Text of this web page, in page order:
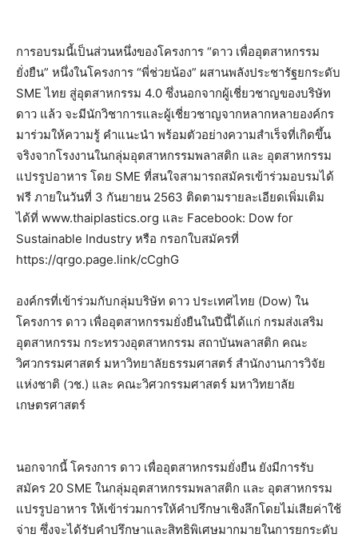
การอบรมนี้เป็นส่วนหนึ่งของโครงการ “ดาว เพื่ออุตสาหกรรม
ยั่งยืน” หนึ่งในโครงการ “พี่ช่วยน้อง” ผสานพลังประชารัฐยกระดับ
SME ไทย สู่อุตสาหกรรม 4.0 ซึ่งนอกจากผู้เชี่ยวชาญของบริษัท
ดาว แล้ว จะมีนักวิชาการและผู้เชี่ยวชาญจากหลากหลายองค์กร
มาร่วมให้ความรู้ คำแนะนำ พร้อมตัวอย่างความสำเร็จที่เกิดขึ้น
จริงจากโรงงานในกลุ่มอุตสาหกรรมพลาสติก และ อุตสาหกรรม
แปรรูปอาหาร โดย SME ที่สนใจสามารถสมัครเข้าร่วมอบรมได้
ฟรี ภายในวันที่ 3 กันยายน 2563 ติดตามรายละเอียดเพิ่มเติม
ได้ที่ www.thaiplastics.org และ Facebook: Dow for
Sustainable Industry หรือ กรอกใบสมัครที่
https://qrgo.page.link/cCghG
องค์กรที่เข้าร่วมกับกลุ่มบริษัท ดาว ประเทศไทย (Dow) ใน
โครงการ ดาว เพื่ออุตสาหกรรมยั่งยืนในปีนี้ได้แก่ กรมส่งเสริม
อุตสาหกรรม กระทรวงอุตสาหกรรม สถาบันพลาสติก คณะ
วิศวกรรมศาสตร์ มหาวิทยาลัยธรรมศาสตร์ สำนักงานการวิจัย
แห่งชาติ (วช.) และ คณะวิศวกรรมศาสตร์ มหาวิทยาลัย
เกษตรศาสตร์
นอกจากนี้ โครงการ ดาว เพื่ออุตสาหกรรมยั่งยืน ยังมีการรับ
สมัคร 20 SME ในกลุ่มอุตสาหกรรมพลาสติก และ อุตสาหกรรม
แปรรูปอาหาร ให้เข้าร่วมการให้คำปรึกษาเชิงลึกโดยไม่เสียค่าใช้
จ่าย ซึ่งจะได้รับคำปรึกษาและสิทธิพิเศษมากมายในการยกระดับ